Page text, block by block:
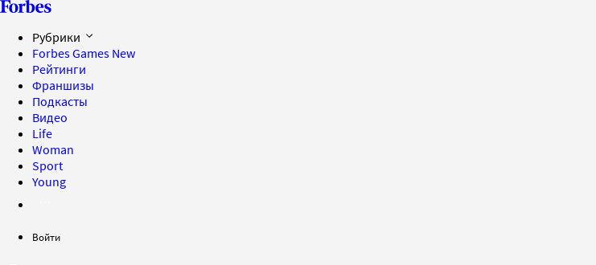
Рубрики
Forbes Games New
Рейтинги
Франшизы
Подкасты
Видео
Life
Woman
Sport
Young
Войти